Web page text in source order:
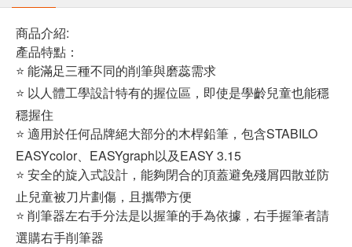
商品介紹:
產品特點：
⭐ 能滿足三種不同的削筆與磨蕊需求
⭐ 以人體工學設計特有的握位區，即使是學齡兒童也能穩
穩握住
⭐ 適用於任何品牌絕大部分的木桿鉛筆，包含STABILO
EASYcolor、EASYgraph以及EASY 3.15
⭐ 安全的旋入式設計，能夠閉合的頂蓋避免殘屑四散並防
止兒童被刀片劃傷，且攜帶方便
⭐ 削筆器左右手分法是以握筆的手為依據，右手握筆者請
選購右手削筆器